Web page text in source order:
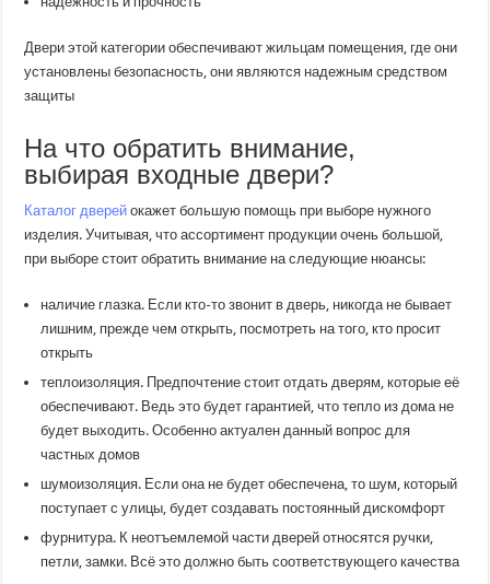
Двери этой категории обеспечивают жильцам помещения, где они
установлены безопасность, они являются надежным средством
защиты
На что обратить внимание,
выбирая входные двери?
Каталог дверей окажет большую помощь при выборе нужного
изделия. Учитывая, что ассортимент продукции очень большой,
при выборе стоит обратить внимание на следующие нюансы:
наличие глазка. Если кто-то звонит в дверь, никогда не бывает
лишним, прежде чем открыть, посмотреть на того, кто просит
открыть
теплоизоляция. Предпочтение стоит отдать дверям, которые её
обеспечивают. Ведь это будет гарантией, что тепло из дома не
будет выходить. Особенно актуален данный вопрос для
частных домов
шумоизоляция. Если она не будет обеспечена, то шум, который
поступает с улицы, будет создавать постоянный дискомфорт
фурнитура. К неотъемлемой части дверей относятся ручки,
петли, замки. Всё это должно быть соответствующего качества